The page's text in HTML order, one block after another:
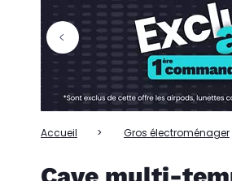
Accueil Gros électroménager